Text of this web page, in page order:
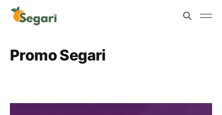
Promo Segari